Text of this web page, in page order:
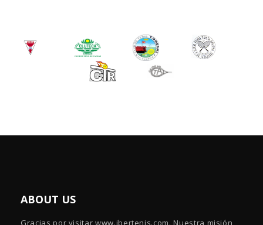
ABOUT US
Gracias por visitar www.ibertenis.com. Nuestra misión